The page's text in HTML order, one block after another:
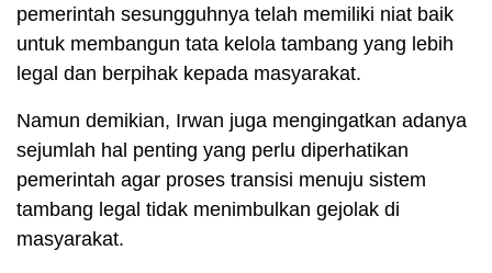
pemerintah sesungguhnya telah memiliki niat baik
untuk membangun tata kelola tambang yang lebih
legal dan berpihak kepada masyarakat.
Namun demikian, Irwan juga mengingatkan adanya
sejumlah hal penting yang perlu diperhatikan
pemerintah agar proses transisi menuju sistem
tambang legal tidak menimbulkan gejolak di
masyarakat.